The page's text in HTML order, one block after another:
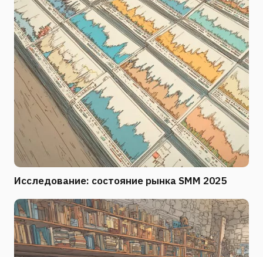
Исследование: состояние рынка SMM 2025